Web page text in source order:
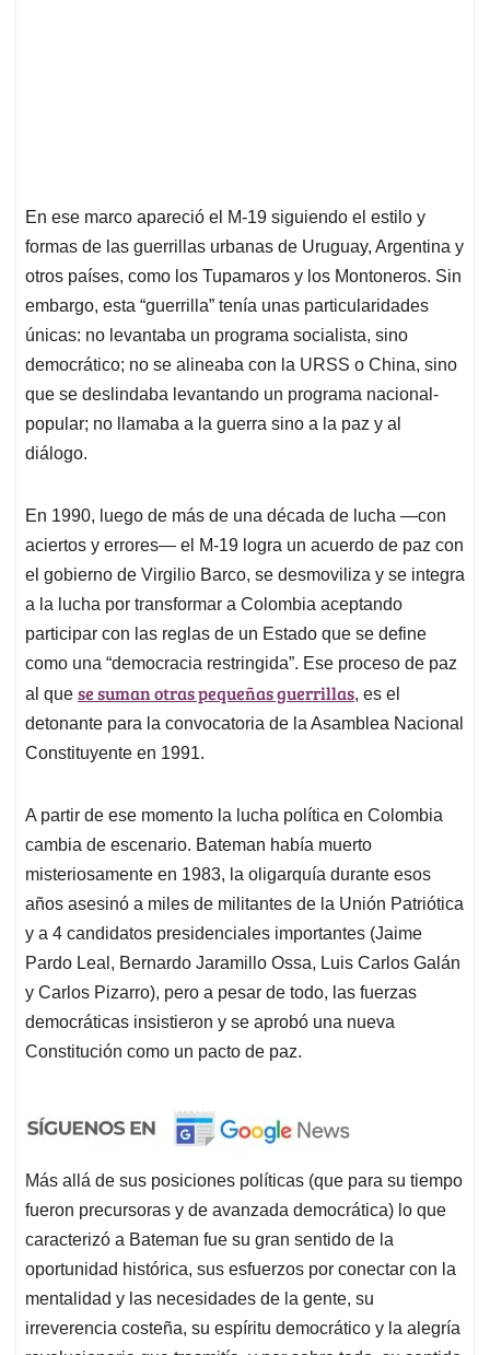
En ese marco apareció el M-19 siguiendo el estilo y
formas de las guerrillas urbanas de Uruguay, Argentina y
otros países, como los Tupamaros y los Montoneros. Sin
embargo, esta “guerrilla” tenía unas particularidades
únicas: no levantaba un programa socialista, sino
democrático; no se alineaba con la URSS o China, sino
que se deslindaba levantando un programa nacional-
popular; no llamaba a la guerra sino a la paz y al
diálogo.
En 1990, luego de más de una década de lucha —con
aciertos y errores— el M-19 logra un acuerdo de paz con
el gobierno de Virgilio Barco, se desmoviliza y se integra
a la lucha por transformar a Colombia aceptando
participar con las reglas de un Estado que se define
como una “democracia restringida”. Ese proceso de paz
al que se suman otras pequeñas guerrillas, es el
detonante para la convocatoria de la Asamblea Nacional
Constituyente en 1991.
A partir de ese momento la lucha política en Colombia
cambia de escenario. Bateman había muerto
misteriosamente en 1983, la oligarquía durante esos
años asesinó a miles de militantes de la Unión Patriótica
y a 4 candidatos presidenciales importantes (Jaime
Pardo Leal, Bernardo Jaramillo Ossa, Luis Carlos Galán
y Carlos Pizarro), pero a pesar de todo, las fuerzas
democráticas insistieron y se aprobó una nueva
Constitución como un pacto de paz.
Más allá de sus posiciones políticas (que para su tiempo
fueron precursoras y de avanzada democrática) lo que
caracterizó a Bateman fue su gran sentido de la
oportunidad histórica, sus esfuerzos por conectar con la
mentalidad y las necesidades de la gente, su
irreverencia costeña, su espíritu democrático y la alegría